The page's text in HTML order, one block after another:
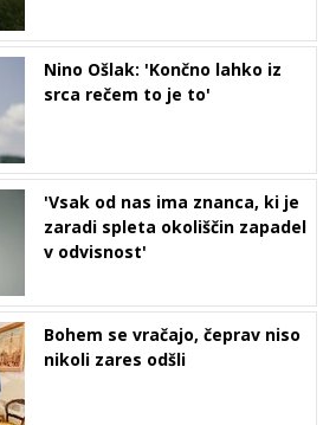
Nino Ošlak: 'Končno lahko iz
srca rečem to je to'
'Vsak od nas ima znanca, ki je
zaradi spleta okoliščin zapadel
v odvisnost'
Bohem se vračajo, čeprav niso
nikoli zares odšli